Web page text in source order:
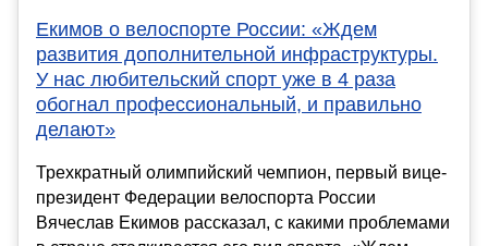
Екимов о велоспорте России: «Ждем
развития дополнительной инфраструктуры.
У нас любительский спорт уже в 4 раза
обогнал профессиональный, и правильно
делают»
Трехкратный олимпийский чемпион, первый вице-
президент Федерации велоспорта России
Вячеслав Екимов рассказал, с какими проблемами